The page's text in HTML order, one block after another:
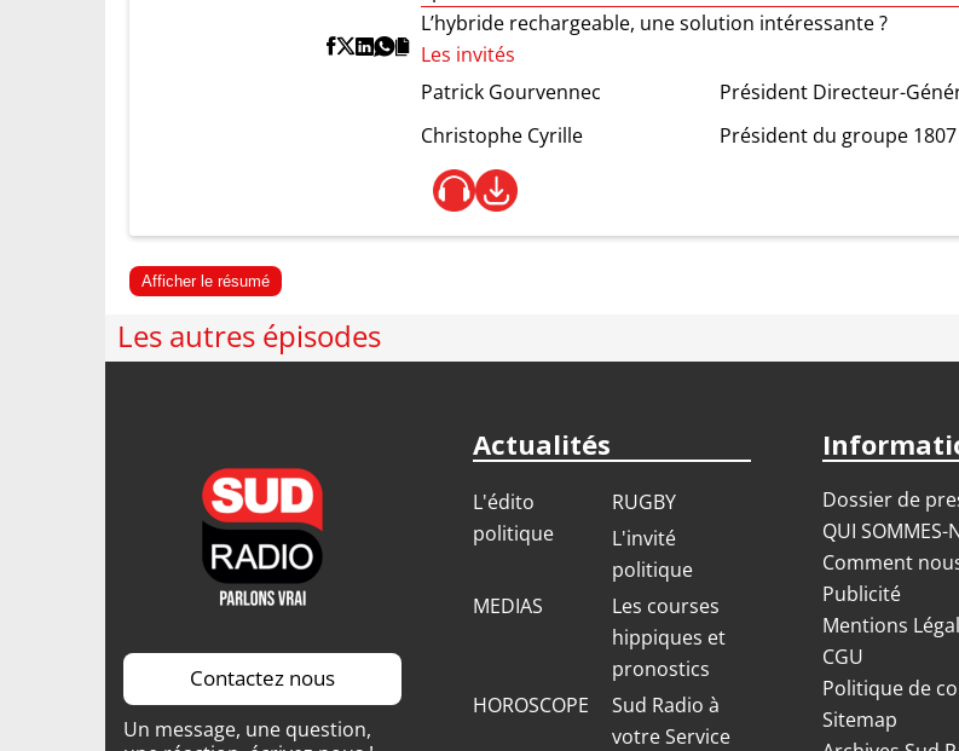
L’hybride rechargeable, une solution intéressante ?
Les invités
Patrick Gourvennec
Président Directeur-
Christophe Cyrille
Président du groupe
Afficher le résumé
Les autres épisodes
Contactez nous
Un message, une question,
Actualités
L'édito
politique
RUGBY
L'invité
politique
MEDIAS
Les courses
hippiques et
pronostics
HOROSCOPE
Sud Radio à
votre Service
Dossier de
QUI SOMMES-
Comment
Publicité
Mentions
CGU
Politique de
Sitemap